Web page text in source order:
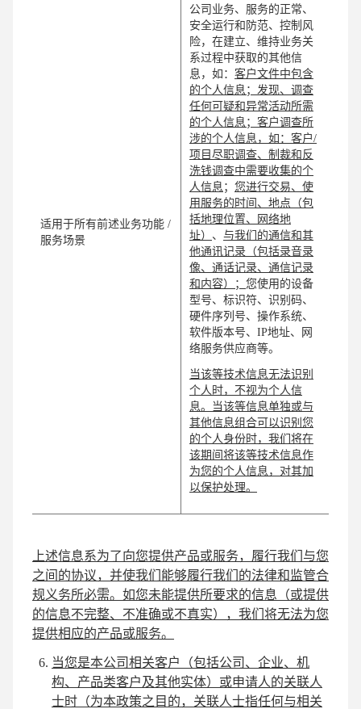
适用于所有前述业务功能 /
服务场景
公司业务、服务的正常、
安全运行和防范、控制风
险，在建立、维持业务关
系过程中获取的其他信
息，如： 客户文件中包含
的个人信息；发现、调查
任何可疑和异常活动所需
的个人信息；客户调查所
涉的个人信息，如：客户/
项目尽职调查、制裁和反
洗钱调查中需要收集的个
人信息 ； 您进行交易、使
用服务的时间、地点（包
括地理位置、网络地
址） 、 与我们的通信和其
他通讯记录（包括录音录
像、通话记录、通信记录
和内容）； 您使用的设备
型号、标识符、识别码、
硬件序列号、操作系统、
软件版本号、IP地址、网
络服务供应商等。
当该等技术信息无法识别
个人时，不视为个人信
息。当该等信息单独或与
其他信息组合可以识别您
的个人身份时，我们将在
该期间将该等技术信息作
为您的个人信息，对其加
以保护处理。
上述信息系为了向您提供产品或服务，履行我们与您
之间的协议，并使我们能够履行我们的法律和监管合
规义务所必需。如您未能提供所要求的信息（或提供
的信息不完整、不准确或不真实），我们将无法为您
提供相应的产品或服务。
当您是本公司相关客户（包括公司、企业、机
构、产品类客户及其他实体）或申请人的关联人
士时（为本政策之目的，关联人士指任何与相关